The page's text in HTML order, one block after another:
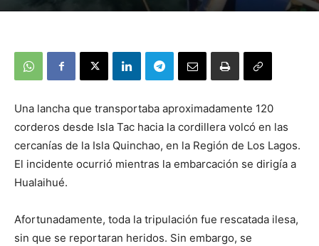
Una lancha que transportaba aproximadamente 120
corderos desde Isla Tac hacia la cordillera volcó en las
cercanías de la Isla Quinchao, en la Región de Los Lagos.
El incidente ocurrió mientras la embarcación se dirigía a
Hualaihué.
Afortunadamente, toda la tripulación fue rescatada ilesa,
sin que se reportaran heridos. Sin embargo, se